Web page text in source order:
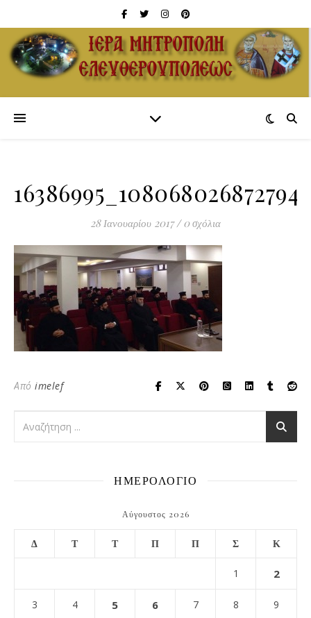
28 Ιανουαρίου 2017 / 0 σχόλια
Από imelef
ΗΜΕΡΟΛΟΓΙΟ
Αύγουστος 2026
Δ Τ Τ Π Π Σ Κ
1 2
3 4 5 6 7 8 9